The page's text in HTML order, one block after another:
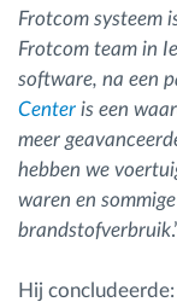
Frotcom systeem
Frotcom team in
software, na een
Center is een
meer
hebben we
waren en
brandstofverbruik
Hij concludeerde: